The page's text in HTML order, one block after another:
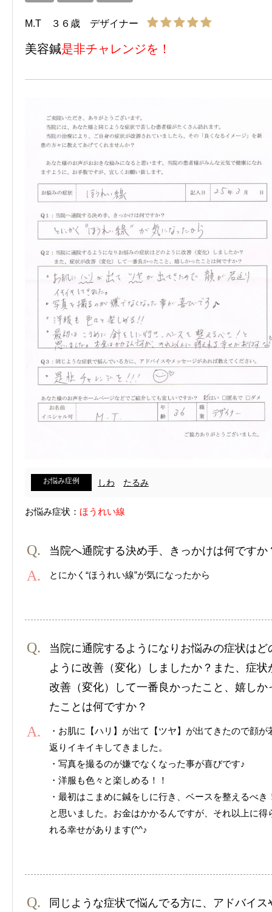
M.T ３６歳 デザイナー
美容鍼是非チャレンジを！
お悩み症例 しわ たるみ
お悩み症状： ほうれい線
当院へ通院する決め手、きっかけは何ですか
とにかく“ほうれい線”が気になったから
当院に通院するようになりお悩みの症状はど
ように改善（変化）しましたか？また、症状
改善（変化）して一番良かったこと、嬉しか
たことは何ですか？
・お肌に【ハリ】が出て【ツヤ】が出てきたので顔が
返りイキイキしてきました。
・写真を撮るのが嫌でなくなった事が喜びです♪
・洋服も色々と楽しめる！！
・最初はこまめに鍼をしに行き、ベースを整えるべき
と思いました。お金はかかるんですが、それ以上に得
れる幸せがあります(^^♪
同じような症状で悩んでる方に、アドバイス